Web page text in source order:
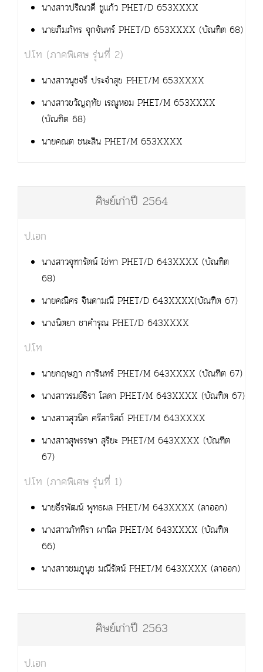
นางสาวปริณวดี ชูแก้ว PHET/D 653XXXX
นายภีมภัทร จุกจันทร์ PHET/D 653XXXX (บัณฑิต 68)
ป.โท (ภาคพิเศษ รุ่นที่ 2)
นางสาวนุชจรี ประจำสุข PHET/M 653XXXX
นางสาวขวัญฤทัย เรณูหอม PHET/M 653XXXX
(บัณฑิต 68)
นายคณต ชนะสิน PHET/M 653XXXX
ศิษย์เก่าปี 2564
ป.เอก
นางสาวจุฑารัตน์ ไข่ทา PHET/D 643XXXX (บัณฑิต
68)
นายคณิศร จินดามณี PHET/D 643XXXX(บัณฑิต 67)
นางนิตยา ชาคำรุณ PHET/D 643XXXX
ป.โท
นายกฤษฎา การินทร์ PHET/M 643XXXX (บัณฑิต 67)
นางสาวรมย์ธิรา โสดา PHET/M 643XXXX (บัณฑิต 67)
นางสาวสุวนิค ศรีสาริสถ์ PHET/M 643XXXX
นางสาวสุพรรษา สุริยะ PHET/M 643XXXX (บัณฑิต
67)
ป.โท (ภาคพิเศษ รุ่นที่ 1)
นายธีรพัฒน์ พุทธผล PHET/M 643XXXX (ลาออก)
นางสาวภัททิรา ผานิล PHET/M 643XXXX (บัณฑิต
66)
นางสาวชมภูนุช มณีรัตน์ PHET/M 643XXXX (ลาออก)
ศิษย์เก่าปี 2563
ป.เอก